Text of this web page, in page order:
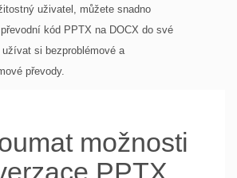
uživatel, můžete snadno
kód PPTX na DOCX do své
si bezproblémové a
převody.
možnosti
PPTX